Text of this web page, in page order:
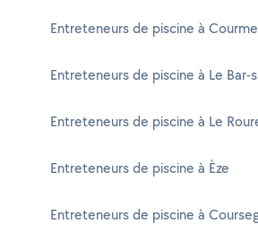
Entreteneurs de piscine à
Entreteneurs de piscine à Le Bar-
Entreteneurs de piscine à Le
Entreteneurs de piscine à Èze
Entreteneurs de piscine à